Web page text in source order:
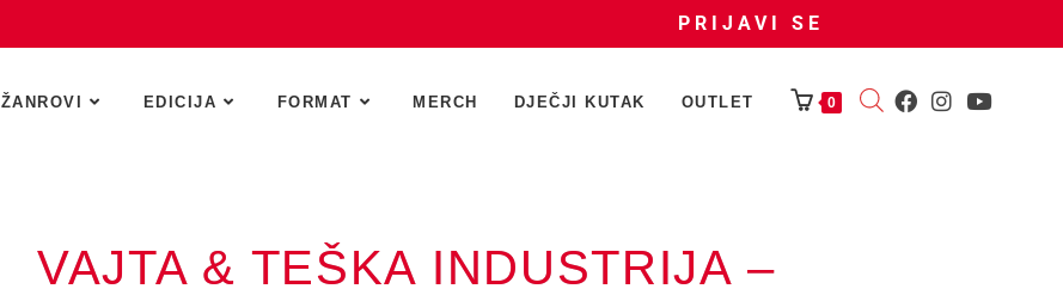
PRIJAVI SE
ŽANROVI EDICIJA FORMAT MERCH DJEČJI KUTAK OUTLET 0
VAJTA & TEŠKA INDUSTRIJA –